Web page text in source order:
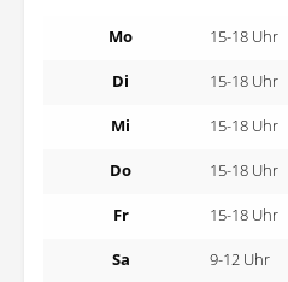
Mo 15-18 Uhr
Di 15-18 Uhr
Mi 15-18 Uhr
Do 15-18 Uhr
Fr 15-18 Uhr
Sa 9-12 Uhr